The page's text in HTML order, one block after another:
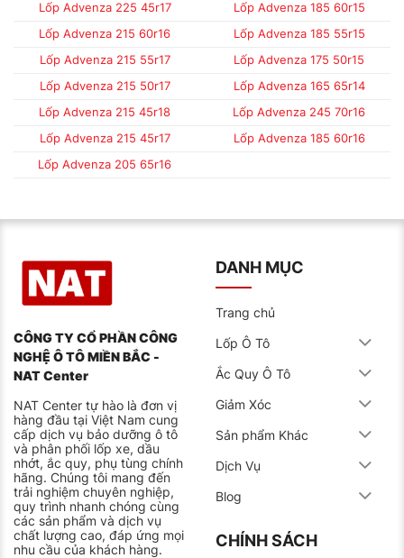
Lốp Advenza 225 45r17
Lốp Advenza 185 60r15
Lốp Advenza 215 60r16
Lốp Advenza 185 55r15
Lốp Advenza 215 55r17
Lốp Advenza 175 50r15
Lốp Advenza 215 50r17
Lốp Advenza 165 65r14
Lốp Advenza 215 45r18
Lốp Advenza 245 70r16
Lốp Advenza 215 45r17
Lốp Advenza 185 60r16
Lốp Advenza 205 65r16
CÔNG TY CỔ PHẦN CÔNG
NGHỆ Ô TÔ MIỀN BẮC -
NAT Center
NAT Center tự hào là đơn vị
hàng đầu tại Việt Nam cung
cấp dịch vụ bảo dưỡng ô tô
và phân phối lốp xe, dầu
nhớt, ắc quy, phụ tùng chính
hãng. Chúng tôi mang đến
trải nghiệm chuyên nghiệp,
quy trình nhanh chóng cùng
các sản phẩm và dịch vụ
chất lượng cao, đáp ứng mọi
nhu cầu của khách hàng.
DANH MỤC
Trang chủ
Lốp Ô Tô
Ắc Quy Ô Tô
Giảm Xóc
Sản phẩm Khác
Dịch Vụ
Blog
CHÍNH SÁCH